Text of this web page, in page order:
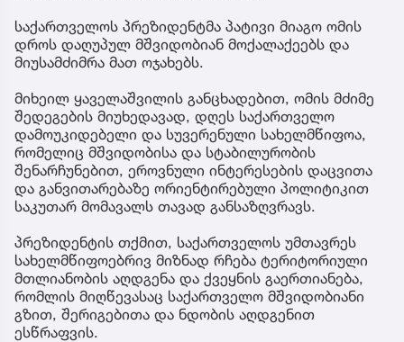
საქართველოს პრეზიდენტმა პატივი მიაგო ომის
დროს დაღუპულ მშვიდობიან მოქალაქეებს და
მიუსამძიმრა მათ ოჯახებს.
მიხეილ ყაველაშვილის განცხადებით, ომის მძიმე
შედეგების მიუხედავად, დღეს საქართველო
დამოუკიდებელი და სუვერენული სახელმწიფოა,
რომელიც მშვიდობისა და სტაბილურობის
შენარჩუნებით, ეროვნული ინტერესების დაცვითა
და განვითარებაზე ორიენტირებული პოლიტიკით
საკუთარ მომავალს თავად განსაზღვრავს.
პრეზიდენტის თქმით, საქართველოს უმთავრეს
სახელმწიფოებრივ მიზნად რჩება ტერიტორიული
მთლიანობის აღდგენა და ქვეყნის გაერთიანება,
რომლის მიღწევასაც საქართველო მშვიდობიანი
გზით, შერიგებითა და ნდობის აღდგენით
ესწრაფვის.